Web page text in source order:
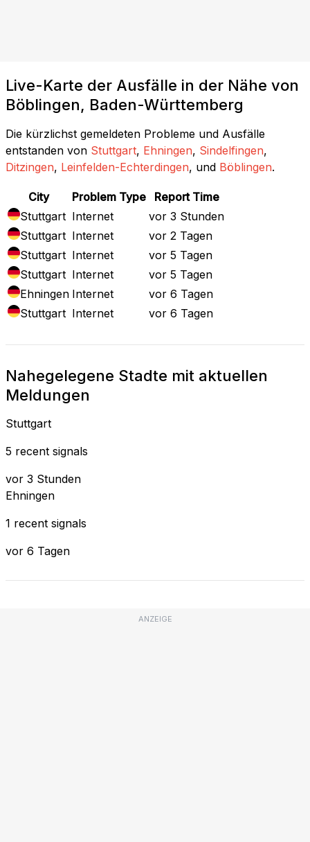
Live-Karte der Ausfälle in der Nähe von
Böblingen, Baden-Württemberg
Die kürzlichst gemeldeten Probleme und Ausfälle
entstanden von Stuttgart, Ehningen, Sindelfingen,
Ditzingen, Leinfelden-Echterdingen, und Böblingen.
City Problem Type
Report Time
Stuttgart Internet
vor 3 Stunden
Stuttgart Internet
vor 2 Tagen
Stuttgart Internet
vor 5 Tagen
Stuttgart Internet
vor 5 Tagen
Ehningen Internet
vor 6 Tagen
Stuttgart Internet vor 6 Tagen
Nahegelegene Stadte mit aktuellen
Meldungen
Stuttgart
5 recent signals
vor 3 Stunden
Ehningen
1 recent signals
vor 6 Tagen
ANZEIGE